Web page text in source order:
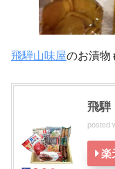
飛騨山味屋のお漬物
飛騨
posted
楽